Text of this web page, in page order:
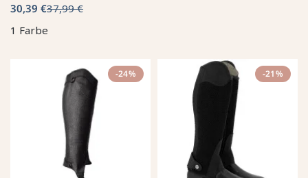
30,39 €37,99 €
1 Farbe
-24% -21%